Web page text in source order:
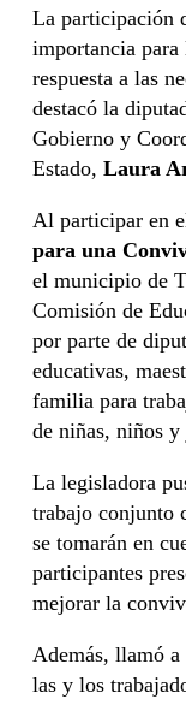
La participación
importancia
respuesta a las
destacó la
Gobierno y
Estado, Laura
Al participar en
para una
el municipio de
Comisión de
por parte de
educativas,
familia para
de niñas, niños y
La legisladora
trabajo conjunto
se tomarán en
participantes
mejorar la
Además, llamó
las y los